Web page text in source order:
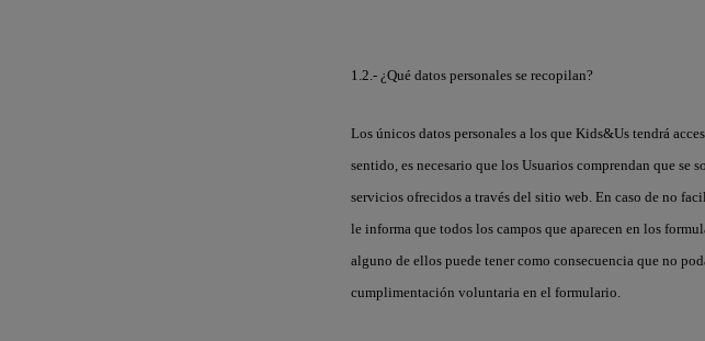
1.2.- ¿Qué datos personales se recopilan?
Los únicos datos personales a los que Kids&Us tendrá
sentido, es necesario que los Usuarios comprendan que se
servicios ofrecidos a través del sitio web. En caso de no
le informa que todos los campos que aparecen en los
alguno de ellos puede tener como consecuencia que no
cumplimentación voluntaria en el formulario.